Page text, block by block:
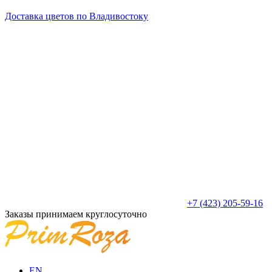
Доставка цветов по Владивостоку
+7 (423) 205-59-16
Заказы принимаем круглосуточно